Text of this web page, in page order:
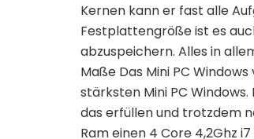
Kernen kann er fast alle
Festplattengröße ist es
abzuspeichern. Alles in
Maße Das Mini PC
stärksten Mini PC
das erfüllen und trotzdem
Ram einen 4 Core 4,2Ghz